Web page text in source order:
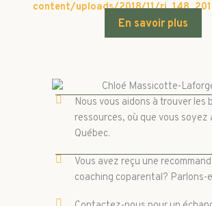
content/uploads/2018/11/
En savoir plus
Nous vous aidons à trouver les
ressources, où que vous soyez
Québec.
Vous avez reçu une
coaching coparental? Parlons-